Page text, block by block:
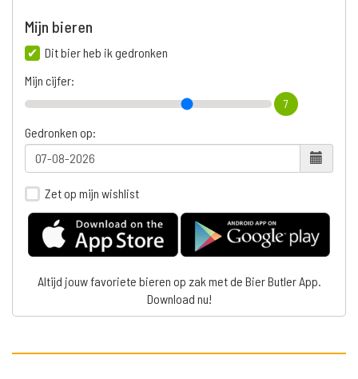
Mijn bieren
Dit bier heb ik gedronken
Mijn cijfer:
7
Gedronken op:
Zet op mijn wishlist
Altijd jouw favoriete bieren op zak met de Bier Butler App.
Download nu!